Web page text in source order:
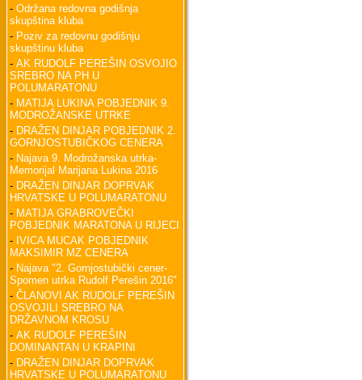
- Održana redovna godišnja
skupština kluba
- Poziv za redovnu godišnju
skupštinu kluba
- AK RUDOLF PEREŠIN OSVOJIO
SREBRO NA PH U
POLUMARATONU
- MATIJA LUKINA POBJEDNIK 9.
MODROŽANSKE UTRKE
- DRAŽEN DINJAR POBJEDNIK 2.
GORNJOSTUBIČKOG CENERA
- Najava 9. Modrožanska utrka-
Memorijal Marijana Lukina 2016
- DRAŽEN DINJAR DOPRVAK
HRVATSKE U POLUMARATONU
- MATIJA GRABROVEČKI
POBJEDNIK MARATONA U RIJECI
- IVICA MUCAK POBJEDNIK
MAKSIMIR MZ CENERA
- Najava "2. Gornjostubički cener-
Spomen utrka Rudolf Perešin 2016"
- ČLANOVI AK RUDOLF PEREŠIN
OSVOJILI SREBRO NA
DRŽAVNOM KROSU
- AK RUDOLF PEREŠIN
DOMINANTAN U KRAPINI
- DRAŽEN DINJAR DOPRVAK
HRVATSKE U POLUMARATONU